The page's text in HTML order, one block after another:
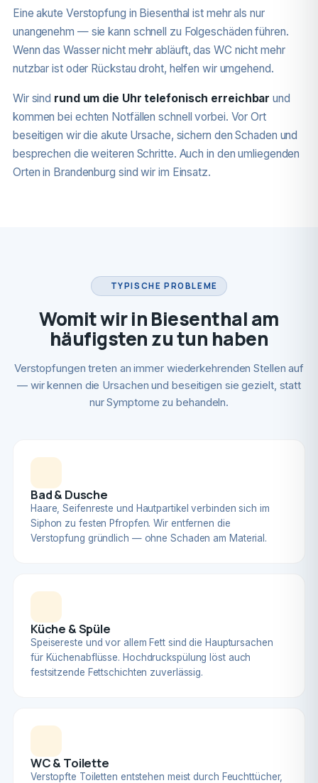
Eine akute Verstopfung in Biesenthal ist mehr als nur
unangenehm — sie kann schnell zu Folgeschäden führen.
Wenn das Wasser nicht mehr abläuft, das WC nicht mehr
nutzbar ist oder Rückstau droht, helfen wir umgehend.
Wir sind rund um die Uhr telefonisch erreichbar und
kommen bei echten Notfällen schnell vorbei. Vor Ort
beseitigen wir die akute Ursache, sichern den Schaden und
besprechen die weiteren Schritte. Auch in den umliegenden
Orten in Brandenburg sind wir im Einsatz.
TYPISCHE PROBLEME
Womit wir in Biesenthal am
häufigsten zu tun haben
Verstopfungen treten an immer wiederkehrenden Stellen auf
— wir kennen die Ursachen und beseitigen sie gezielt, statt
nur Symptome zu behandeln.
Bad & Dusche
Haare, Seifenreste und Hautpartikel verbinden sich im
Siphon zu festen Pfropfen. Wir entfernen die
Verstopfung gründlich — ohne Schaden am Material.
Küche & Spüle
Speisereste und vor allem Fett sind die Hauptursachen
für Küchenabflüsse. Hochdruckspülung löst auch
festsitzende Fettschichten zuverlässig.
WC & Toilette
Verstopfte Toiletten entstehen meist durch Feuchttücher,